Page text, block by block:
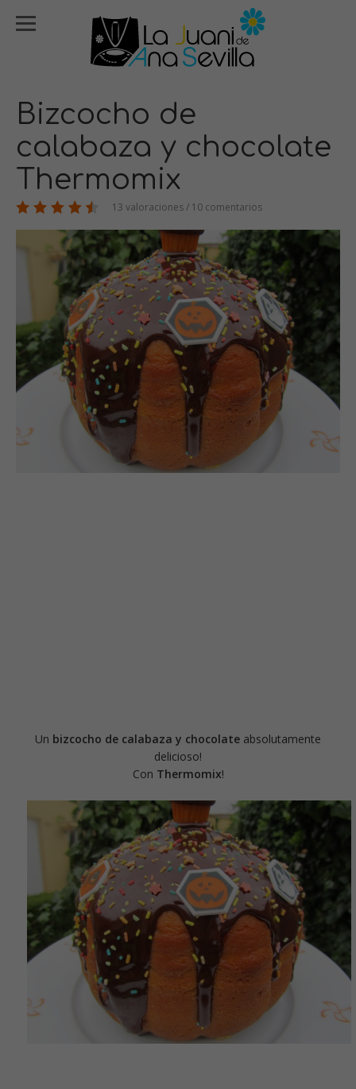
Bizcocho de
calabaza y chocolate
Thermomix
13 valoraciones / 10 comentarios
Un bizcocho de calabaza y chocolate absolutamente
delicioso!
Con Thermomix!